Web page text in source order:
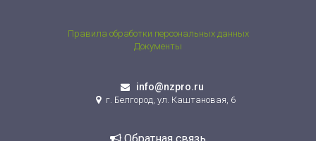
Правила обработки персональных данных
Документы
info@nzpro.ru
г. Белгород, ул. Каштановая, 6
Обратная связь